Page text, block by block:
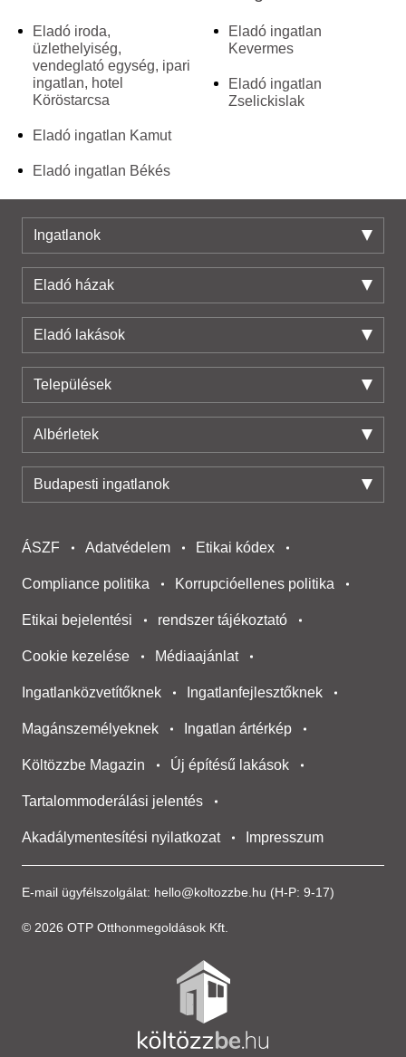
Eladó iroda,
üzlethelyiség,
vendeglató egység, ipari
ingatlan, hotel
Köröstarcsa
Eladó ingatlan Kamut
Eladó ingatlan Békés
Eladó ingatlan
Kevermes
Eladó ingatlan
Zselickislak
Ingatlanok
Eladó házak
Eladó lakások
Települések
Albérletek
Budapesti ingatlanok
E-mail ügyfélszolgálat: hello@koltozzbe.hu (H-P: 9-17)
© 2026 OTP Otthonmegoldások Kft.
ÁSZF Adatvédelem Etikai kódex
Compliance politika Korrupcióellenes politika
Etikai bejelentési rendszer tájékoztató
Cookie kezelése Médiaajánlat
Ingatlanközvetítőknek Ingatlanfejlesztőknek
Magánszemélyeknek Ingatlan ártérkép
Költözzbe Magazin Új építésű lakások
Tartalommoderálási jelentés
Akadálymentesítési nyilatkozat Impresszum